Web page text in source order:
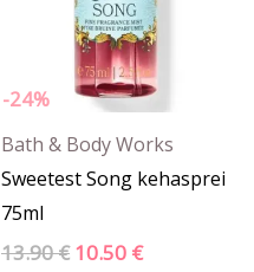
-24%
Bath & Body Works
Sweetest Song kehasprei
75ml
13.90€ 10.50 €